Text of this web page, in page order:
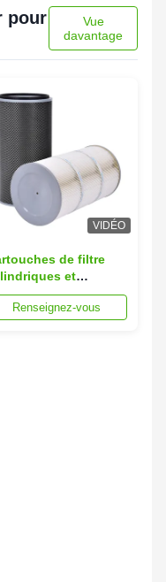
pour
Vue
davantage
VIDÉO
de filtre
et
pour les
de filtration
Renseignez-vous